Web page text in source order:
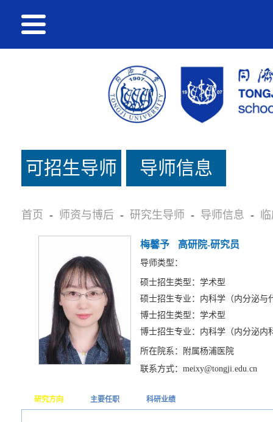
可招生导师
名单
导师信息
首页 - 师资与博后 - 研究生导师 - 导师信息 -
梅馨予 高研院-研究员
导师类型：
硕士招生类型：学术型
硕士招生专业：内科学（内分泌与
博士招生类型：学术型
博士招生专业：内科学（内分泌内
所在院系：附属杨浦医院
联系方式：meixy@tongji.edu.cn
研究方向 主要任职 科研业绩